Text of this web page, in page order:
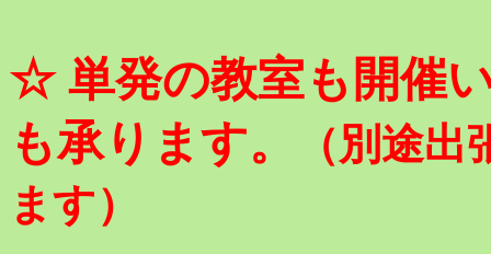
☆ 単発の教室も開催
も承ります。
（別途
ます）